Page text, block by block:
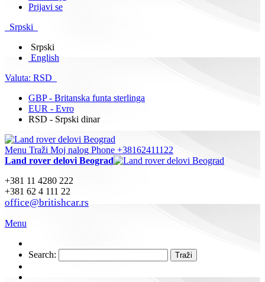
Prijavi se
Srpski
Srpski
English
Valuta: RSD
GBP - Britanska funta sterlinga
EUR - Evro
RSD - Srpski dinar
Menu Traži Moj nalog Phone +38162411122
Land rover delovi Beograd
+381 11 4280 222
+381 62 4 111 22
office@britishcar.rs
Menu
Search: Traži